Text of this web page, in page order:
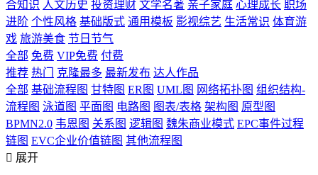
合知识 人文历史 投资理财 文学名著 亲子家庭 心理成长 职场
进阶 个性风格 基础版式 通用模板 影视综艺 生活常识 体育游
戏 旅游美食 节日节气
全部 免费 VIP免费 付费
推荐 热门 克隆最多 最新发布 达人作品
全部 基础流程图 甘特图 ER图 UML图 网络拓扑图 组织结构-
流程图 泳道图 平面图 电路图 图表/表格 架构图 原型图
BPMN2.0 韦恩图 关系图 逻辑图 魏朱商业模式 EPC事件过程
链图 EVC企业价值链图 其他流程图
 展开